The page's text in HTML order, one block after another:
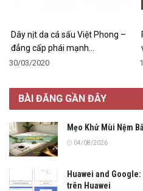
Dây nịt da cá sấu Việt Phong –
đẳng cấp phái mạnh…
30/03/2020
BÀI ĐĂNG GẦN ĐÂY
Mẹo Khử Mùi Nệm
04/08/2026
Huawei and
trên Huawei